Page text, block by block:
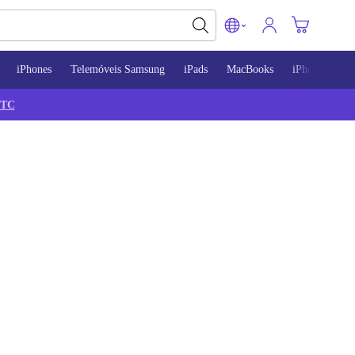
iPhones Telemóveis Samsung iPads MacBooks iPhone 13
TC